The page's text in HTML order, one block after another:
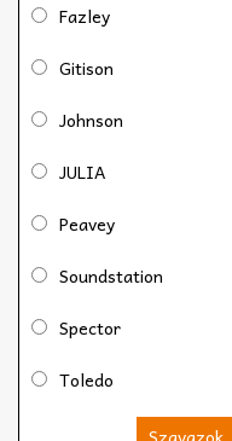
Fazley
Gitison
Johnson
JULIA
Peavey
Soundstation
Spector
Toledo
Szavazok